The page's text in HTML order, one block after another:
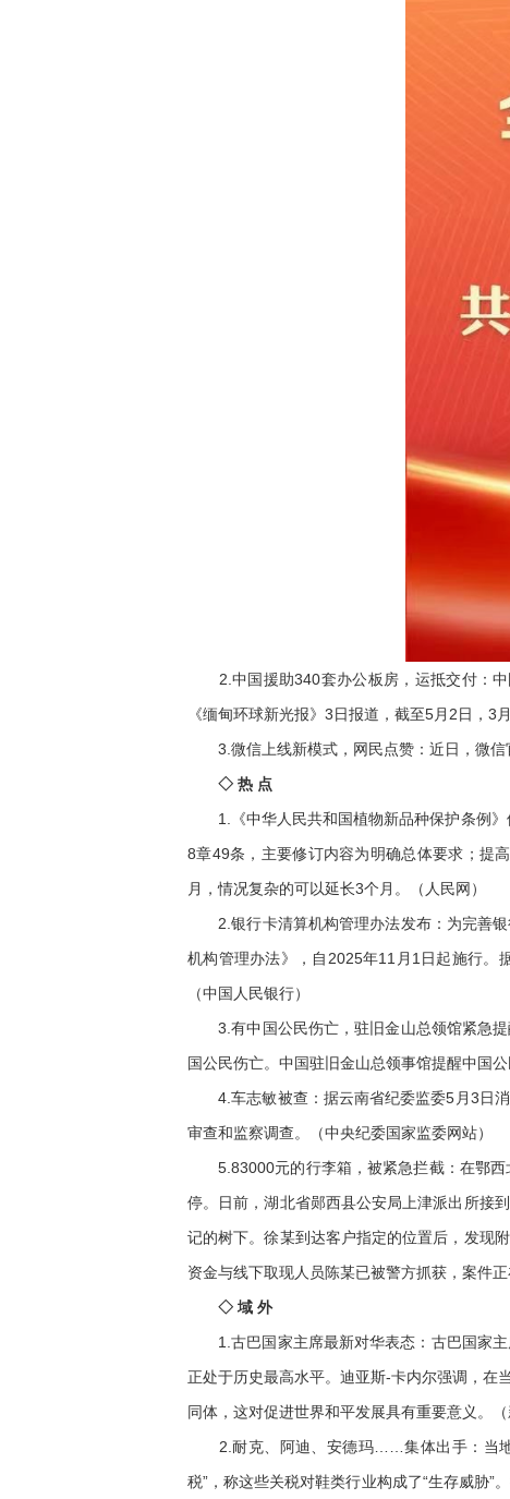
2.中国援助340套办公板房，运抵交付：中
《缅甸环球新光报》3日报道，截至5月2日，
3.微信上线新模式，网民点赞：近日，微信
◇ 热 点
1.《中华人民共和国植物新品种保护条例》
8章49条，主要修订内容为明确总体要求；提
月，情况复杂的可以延长3个月。（人民网）
2.银行卡清算机构管理办法发布：为完善银
机构管理办法》，自2025年11月1日起施行。
（中国人民银行）
3.有中国公民伤亡，驻旧金山总领馆紧急提
国公民伤亡。中国驻旧金山总领事馆提醒中国
4.车志敏被查：据云南省纪委监委5月3日消
审查和监察调查。（中央纪委国家监委网站）
5.83000元的行李箱，被紧急拦截：在鄂西
停。日前，湖北省郧西县公安局上津派出所接
记的树下。徐某到达客户指定的位置后，发现
资金与线下取现人员陈某已被警方抓获，案件
◇ 域 外
1.古巴国家主席最新对华表态：古巴国家主
正处于历史最高水平。迪亚斯-卡内尔强调，在
同体，这对促进世界和平发展具有重要意义。（
2.耐克、阿迪、安德玛……集体出手：当地
税”，称这些关税对鞋类行业构成了“生存威胁